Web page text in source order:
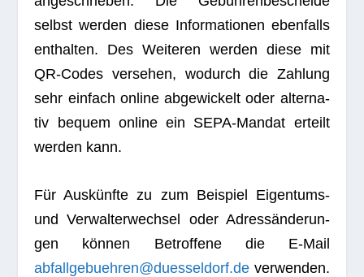
selbst wer­den diese Infor­ma­tio­nen eben­falls
ent­hal­ten. Des Wei­te­ren wer­den diese mit
QR-Codes ver­se­hen, wodurch die Zah­lung
sehr ein­fach online abge­wi­ckelt oder alter­na­
tiv bequem online ein SEPA-Man­dat erteilt
wer­den kann.
Für Aus­künfte zu zum Bei­spiel Eigen­tums-
und Ver­wal­ter­wech­sel oder Adress­än­de­run­
gen kön­nen Betrof­fene die E‑Mail
abfallgebuehren@duesseldorf.de ver­wen­den.